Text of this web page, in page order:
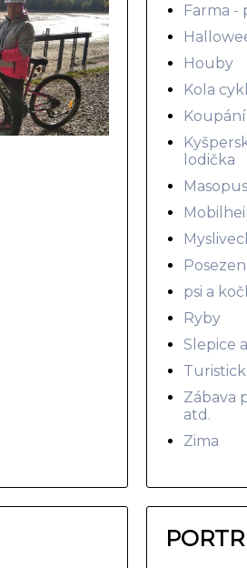
Farma -
Houby
Kola
lodička
psi a
Ryby
Slepice
Zábava
atd.
Zima